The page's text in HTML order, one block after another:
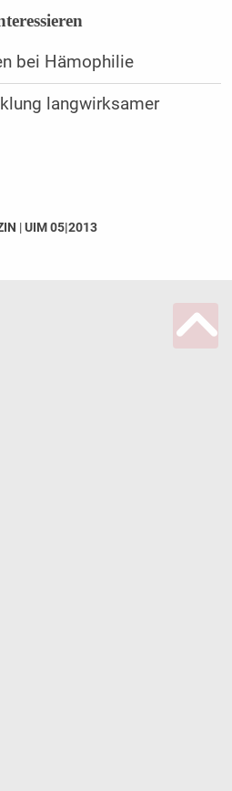
bei Hämophilie
langwirksamer
|UIM 05|2013